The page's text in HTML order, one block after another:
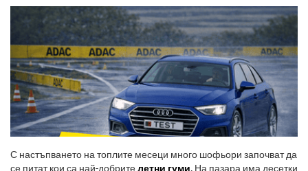
С настъпването на топлите месеци много шофьори започват да
се питат кои са най-добрителетни гуми. На пазара има десетки